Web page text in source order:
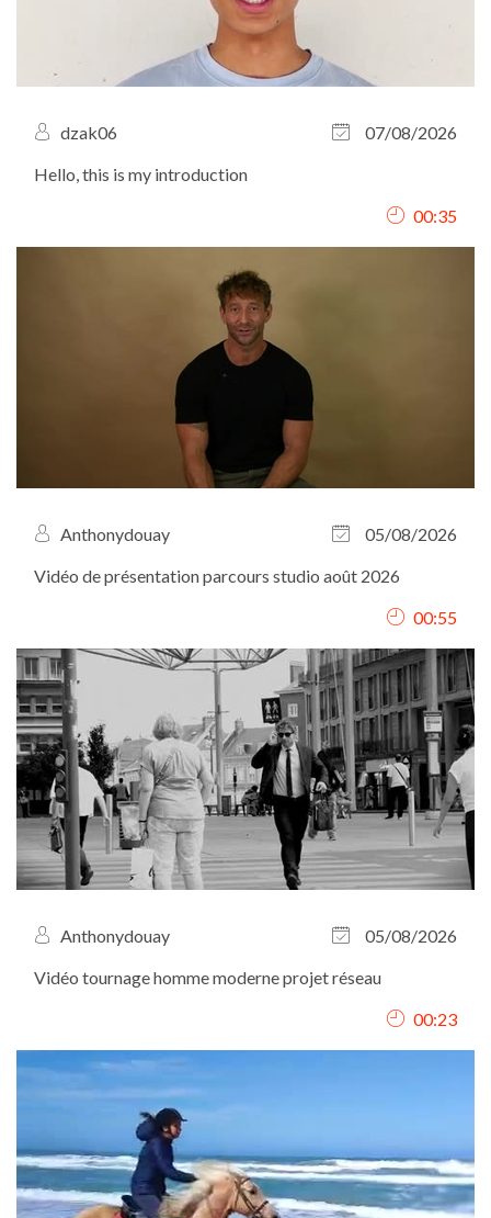
dzak06
07/08/2026
Hello, this is my introduction
00:35
Anthonydouay
05/08/2026
Vidéo de présentation parcours studio août 2026
00:55
Anthonydouay
05/08/2026
Vidéo tournage homme moderne projet réseau
00:23